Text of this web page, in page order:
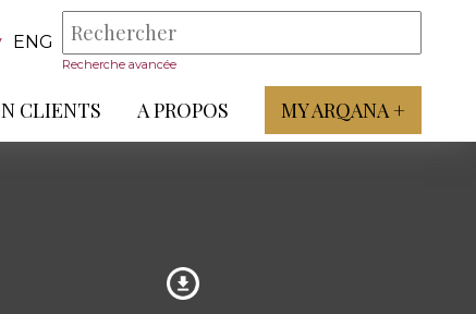
ENG
Recherche avancée
CLIENTS A PROPOS MY ARQANA +